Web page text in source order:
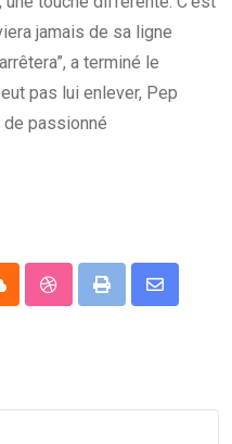
jamais de sa ligne
a terminé le
pas lui enlever, Pep
de passionné
StumbleUpon
Print
Share